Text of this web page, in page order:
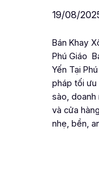
19/08/
Bán Khay
Phú Giáo
Yến Tại
pháp tối ưu
sào, doanh
và cửa
nhẹ, bền,